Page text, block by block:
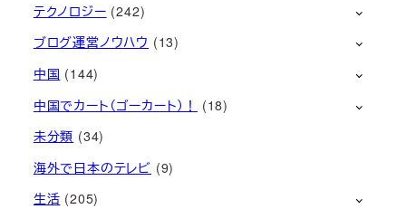
テクノロジー (242)
ブログ運営ノウハウ (13)
中国 (144)
中国でカート（ゴーカート）！
(18)
未分類 (34)
海外で日本のテレビ (9)
生活 (205)